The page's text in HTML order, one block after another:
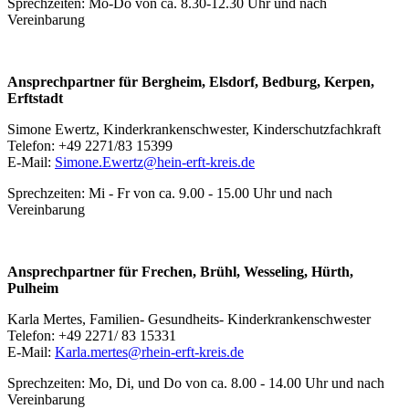
Sprechzeiten: Mo-Do von ca. 8.30-12.30 Uhr und nach
Vereinbarung
Ansprechpartner für Bergheim, Elsdorf, Bedburg, Kerpen,
Erftstadt
Simone Ewertz, Kinderkrankenschwester, Kinderschutzfachkraft
Telefon: +49 2271/83 15399
E-Mail: Simone.Ewertz@hein-erft-kreis.de
Sprechzeiten: Mi - Fr von ca. 9.00 - 15.00 Uhr und nach
Vereinbarung
Ansprechpartner für Frechen, Brühl, Wesseling, Hürth,
Pulheim
Karla Mertes, Familien- Gesundheits- Kinderkrankenschwester
Telefon: +49 2271/ 83 15331
E-Mail: Karla.mertes@rhein-erft-kreis.de
Sprechzeiten: Mo, Di, und Do von ca. 8.00 - 14.00 Uhr und nach
Vereinbarung